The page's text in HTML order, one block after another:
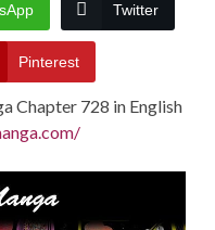
Twitter
Pinterest
Chapter 728 in English